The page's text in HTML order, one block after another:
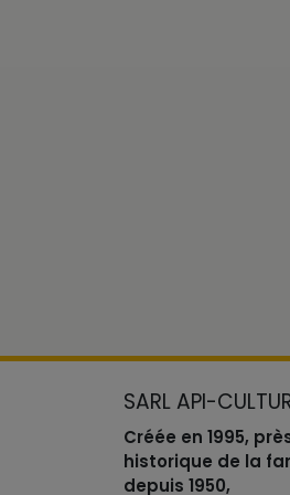
SARL API-
Créée en 1995,
historique de la
depuis 1950,